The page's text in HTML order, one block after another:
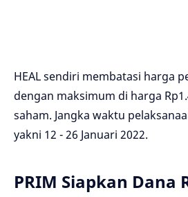
HEAL sendiri membatasi harga
dengan maksimum di harga
saham. Jangka waktu
yakni 12 - 26 Januari 2022.
PRIM Siapkan Dana